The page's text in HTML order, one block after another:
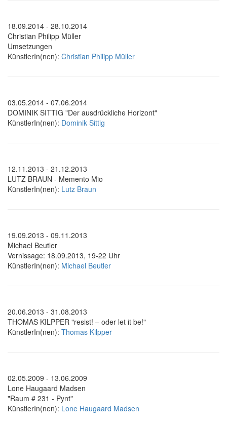
18.09.2014 - 28.10.2014
Christian Philipp Müller
Umsetzungen
KünstlerIn(nen): Christian Philipp Müller
03.05.2014 - 07.06.2014
DOMINIK SITTIG "Der ausdrückliche Horizont"
KünstlerIn(nen): Dominik Sittig
12.11.2013 - 21.12.2013
LUTZ BRAUN - Memento Mio
KünstlerIn(nen): Lutz Braun
19.09.2013 - 09.11.2013
Michael Beutler
Vernissage: 18.09.2013, 19-22 Uhr
KünstlerIn(nen): Michael Beutler
20.06.2013 - 31.08.2013
THOMAS KILPPER "resist! – oder let it be!"
KünstlerIn(nen): Thomas Kilpper
02.05.2009 - 13.06.2009
Lone Haugaard Madsen
"Raum # 231 - Pynt"
KünstlerIn(nen): Lone Haugaard Madsen